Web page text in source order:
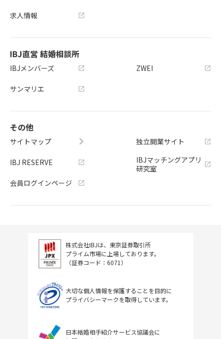
求人情報
IBJ直営 結婚相談所
IBJメンバーズ
サンマリエ
ZWEI
その他
サイトマップ
IBJ RESERVE
会員ログインページ
独立開業サイト
IBJマッチングアプリ
研究室
株式会社IBJは、東京証券取引所
プライム市場に上場しております。
（証券コード：6071）
大切な個人情報を保護することを目的に
プライバシーマークを取得しています。
日本結婚相手紹介サービス協議会に